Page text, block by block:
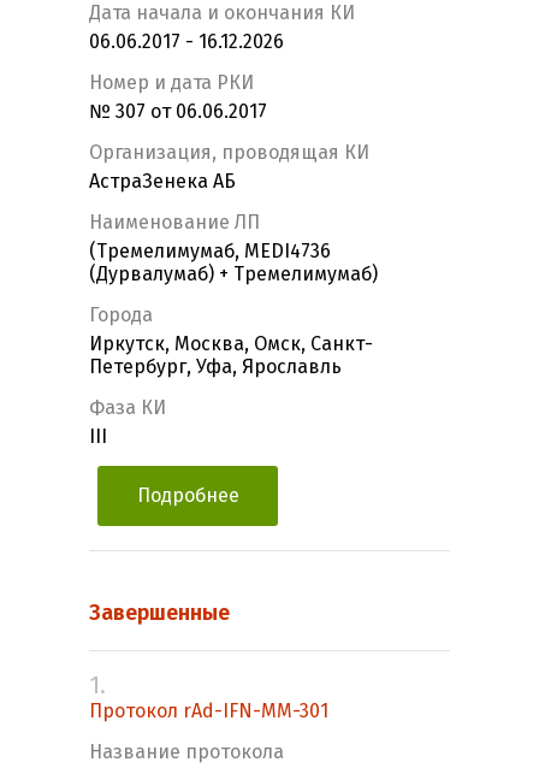
Дата начала и окончания КИ
06.06.2017 - 16.12.2026
Номер и дата РКИ
№ 307 от 06.06.2017
Организация, проводящая КИ
АстраЗенека АБ
Наименование ЛП
(Тремелимумаб, MEDI4736
(Дурвалумаб) + Тремелимумаб)
Города
Иркутск, Москва, Омск, Санкт-
Петербург, Уфа, Ярославль
Фаза КИ
Подробнее
Завершенные
1.
Протокол rAd-IFN-MM-301
Название протокола